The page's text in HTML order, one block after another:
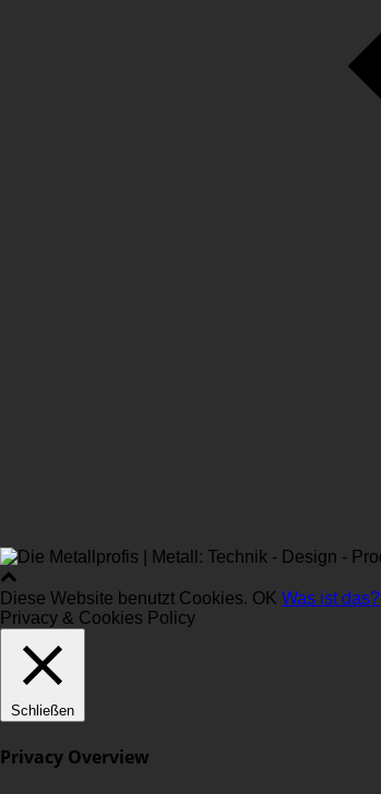
Diese Website benutzt Cookies. OK Was ist das?
Privacy & Cookies Policy
Schließen
Privacy Overview